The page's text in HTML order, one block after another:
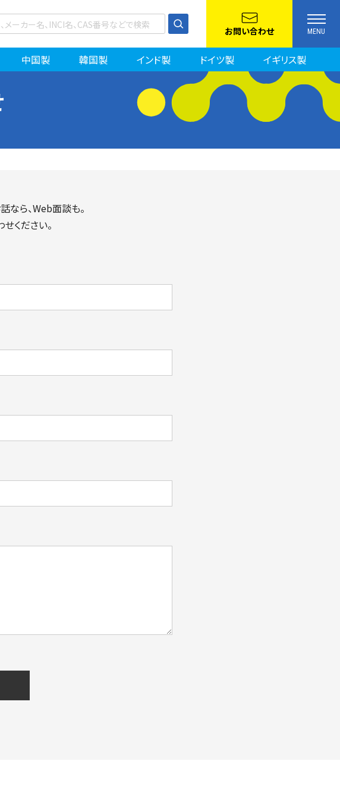
お問い合わせ MENU
中国製 韓国製 インド製 ドイツ製 イギリス製
なら、Web面談も。
ください。